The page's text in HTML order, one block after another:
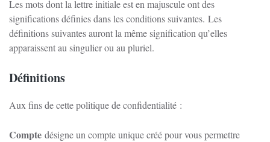
Les mots dont la lettre initiale est en majuscule ont des
significations définies dans les conditions suivantes. Les
définitions suivantes auront la même signification qu’elles
apparaissent au singulier ou au pluriel.
Définitions
Aux fins de cette politique de confidentialité :
Compte désigne un compte unique créé pour vous permettre